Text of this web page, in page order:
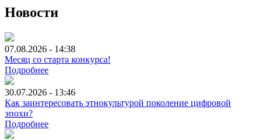
Новости
07.08.2026 - 14:38
Месяц со старта конкурса!
Подробнее
30.07.2026 - 13:46
Как заинтересовать этнокультурой поколение цифровой
эпохи?
Подробнее